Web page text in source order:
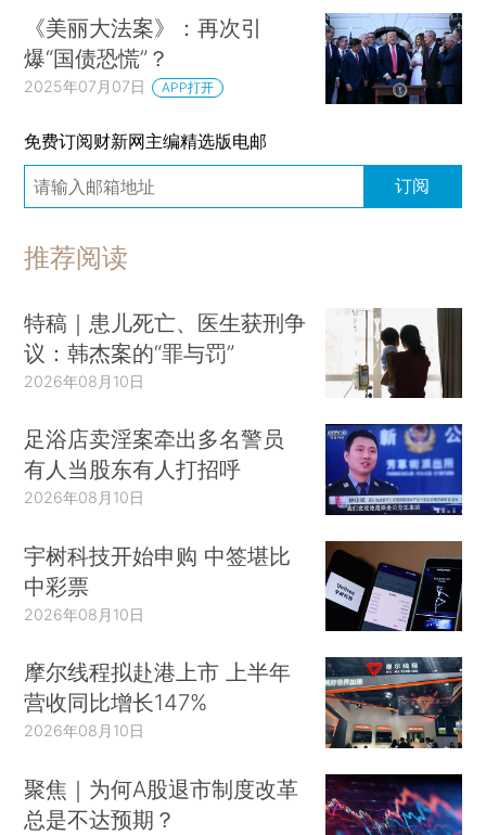
《美丽大法案》：再次引
爆“国债恐慌”？
2025年07月07日 APP打开
免费订阅财新网主编精选版电邮
订阅
推荐阅读
特稿｜患儿死亡、医生获刑争
议：韩杰案的“罪与罚”
2026年08月10日
足浴店卖淫案牵出多名警员
有人当股东有人打招呼
2026年08月10日
宇树科技开始申购 中签堪比
中彩票
2026年08月10日
摩尔线程拟赴港上市 上半年
营收同比增长147%
2026年08月10日
聚焦｜为何A股退市制度改革
总是不达预期？